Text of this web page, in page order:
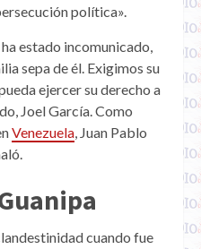
política».
estado incomunicado,
sepa de él. Exigimos su
ejercer su derecho a
Joel García. Como
Venezuela, Juan Pablo
cuando fue